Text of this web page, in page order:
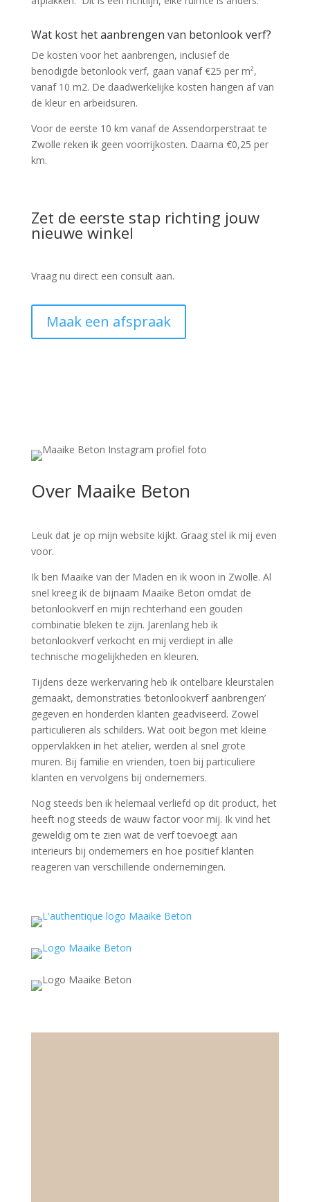
Wat kost het aanbrengen van betonlook verf?
De kosten voor het aanbrengen, inclusief de
benodigde betonlook verf, gaan vanaf €25 per m²,
vanaf 10 m2. De daadwerkelijke kosten hangen af van
de kleur en arbeidsuren.
Voor de eerste 10 km vanaf de Assendorperstraat te
Zwolle reken ik geen voorrijkosten. Daarna €0,25 per
km.
Zet de eerste stap richting jouw
nieuwe winkel
Vraag nu direct een consult aan.
Maak een afspraak
Over Maaike Beton
Leuk dat je op mijn website kijkt. Graag stel ik mij even
voor.
Ik ben Maaike van der Maden en ik woon in Zwolle. Al
snel kreeg ik de bijnaam Maaike Beton omdat de
betonlookverf en mijn rechterhand een gouden
combinatie bleken te zijn. Jarenlang heb ik
betonlookverf verkocht en mij verdiept in alle
technische mogelijkheden en kleuren.
Tijdens deze werkervaring heb ik ontelbare kleurstalen
gemaakt, demonstraties ‘betonlookverf aanbrengen’
gegeven en honderden klanten geadviseerd. Zowel
particulieren als schilders. Wat ooit begon met kleine
oppervlakken in het atelier, werden al snel grote
muren. Bij familie en vrienden, toen bij particuliere
klanten en vervolgens bij ondernemers.
Nog steeds ben ik helemaal verliefd op dit product, het
heeft nog steeds de wauw factor voor mij. Ik vind het
geweldig om te zien wat de verf toevoegt aan
interieurs bij ondernemers en hoe positief klanten
reageren van verschillende ondernemingen.